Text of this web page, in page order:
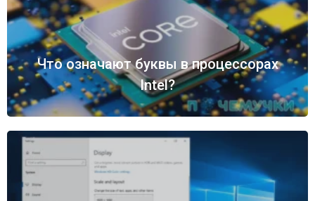
Что означают буквы в процессорах
Intel?